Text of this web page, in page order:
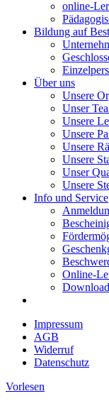
online-
Bildung auf
Über uns
Unsere
Unser
Unsere
Unsere
Unsere
Unsere
Unser
Unsere
Info und Service
Online-
Impressum
AGB
Widerruf
Datenschutz
Vorlesen